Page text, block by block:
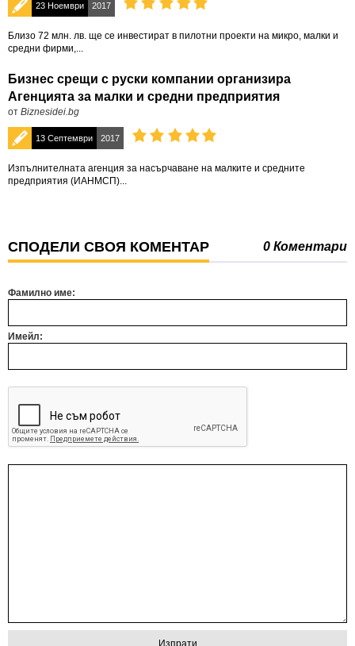
23 Ноември 2017
Близо 72 млн. лв. ще се инвестират в пилотни проекти на микро, малки и
средни фирми,...
Бизнес срещи с руски компании организира
Агенцията за малки и средни предприятия
от Biznesidei.bg
13 Септември 2017
Изпълнителната агенция за насърчаване на малките и средните
предприятия (ИАНМСП)...
СПОДЕЛИ СВОЯ КОМЕНТАР 0 Коментари
Фамилно име:
Имейл: